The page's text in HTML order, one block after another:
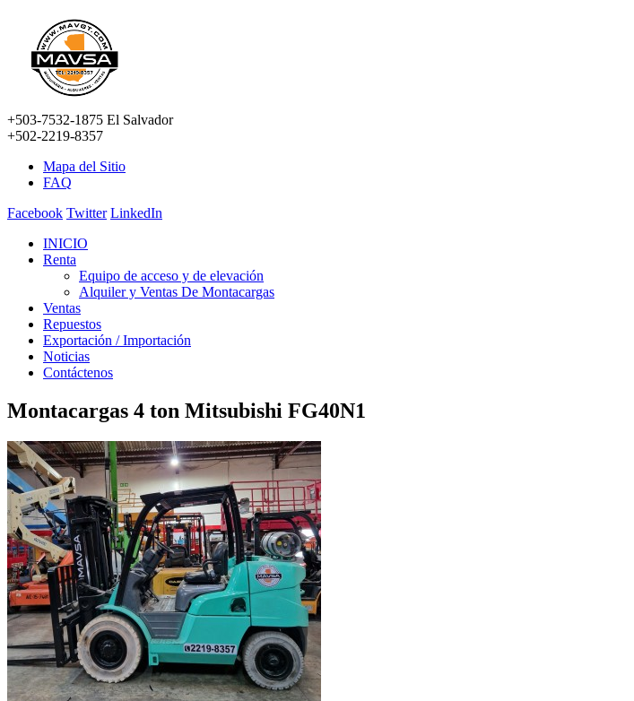
+503-7532-1875 El Salvador
+502-2219-8357
Mapa del Sitio
FAQ
Facebook Twitter LinkedIn
INICIO
Renta
Equipo de acceso y de elevación
Alquiler y Ventas De Montacargas
Ventas
Repuestos
Exportación / Importación
Noticias
Contáctenos
Montacargas 4 ton Mitsubishi FG40N1